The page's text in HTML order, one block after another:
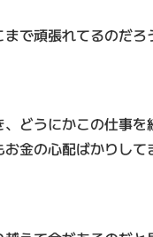
で頑張れてるのだろ
どうにかこの仕事を
金の心配ばかりして